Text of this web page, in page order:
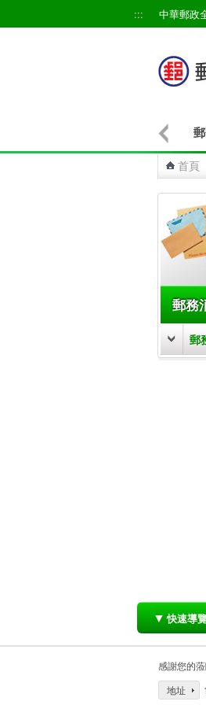
::: 中華郵政
首頁
郵務
郵
▼快速導
感謝您的
地址